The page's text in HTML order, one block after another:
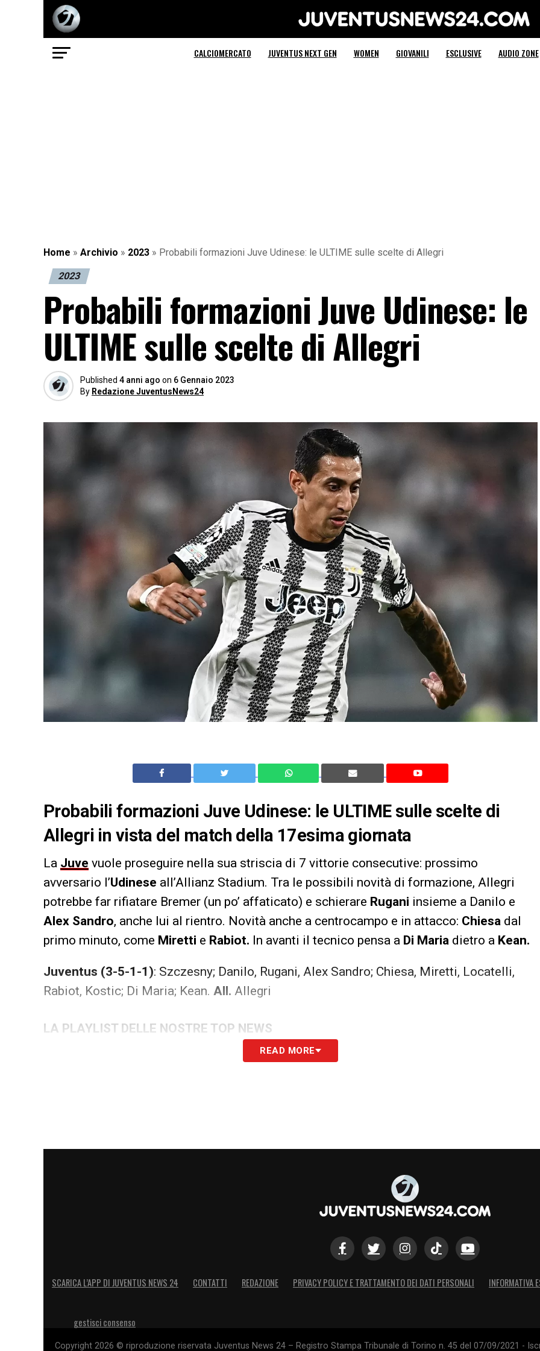
Juventus News 24
CALCIOMERCATO JUVENTUS NEXT GEN WOMEN GIOVANILI ESCLUSIVE AUDIO ZONE
Home » Archivio » 2023 » Probabili formazioni Juve Udinese: le ULTIME sulle scelte di Allegri
2023
Probabili formazioni Juve Udinese: le
ULTIME sulle scelte di Allegri
Published 4 anni ago on 6 Gennaio 2023
By Redazione JuventusNews24
Probabili formazioni Juve Udinese: le ULTIME sulle scelte di
Allegri in vista del match della 17esima giornata
La Juve vuole proseguire nella sua striscia di 7 vittorie consecutive: prossimo
avversario l’Udinese all’Allianz Stadium. Tra le possibili novità di formazione, Allegri
potrebbe far rifiatare Bremer (un po’ affaticato) e schierare Rugani insieme a Danilo e
Alex Sandro, anche lui al rientro. Novità anche a centrocampo e in attacco: Chiesa dal
primo minuto, come Miretti e Rabiot. In avanti il tecnico pensa a Di Maria dietro a Kean.
Juventus (3-5-1-1): Szczesny; Danilo, Rugani, Alex Sandro; Chiesa, Miretti, Locatelli,
Rabiot, Kostic; Di Maria; Kean. All. Allegri
LA PLAYLIST DELLE NOSTRE TOP NEWS
READ MORE
SCARICA L’APP DI JUVENTUS NEWS 24 CONTATTI REDAZIONE PRIVACY POLICY E TRATTAMENTO DEI DATI PERSONALI INFORMATIVA
gestisci consenso
Copyright 2026 © riproduzione riservata Juventus News 24 – Registro Stampa Tribunale di Torino n. 45 del 07/09/2021 -